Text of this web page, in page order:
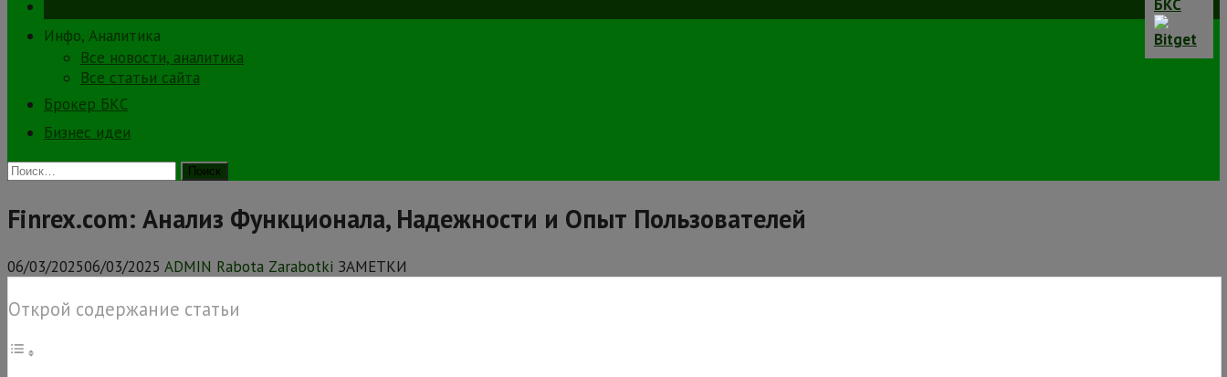
Инфо, Аналитика
Все новости, аналитика
Все статьи сайта
Брокер БКС
Бизнес идеи
Найти:
Finrex.com: Анализ Функционала, Надежности и Опыт Пользователей
06/03/202506/03/2025 ADMIN Rabota Zarabotki ЗАМЕТКИ
Открой содержание статьи